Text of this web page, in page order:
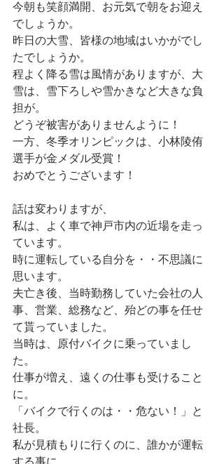
今朝も笑顔満開、お元気で朝をお迎え
でしょうか。
昨日の大雪、皆様の地域はいかがでし
たでしょうか。
程よく降る雪は風情がありますが、大
雪は、雪下ろしや雪かきなど大きな負
担が。
どうぞ被害がありませんように！
一方、冬季オリンピックは、小林陵侑
選手が金メダル受賞！
おめでとうございます！
話は変わりますが、
私は、よく車で神戸市内の近場を走っ
ています。
時に運転している自分を・・不思議に
思います。
夫亡き後、当時勤務していた会社の人
事、営業、総務など、殆どの事を任せ
て貰っていました。
当時は、原付バイクに乗っていまし
た。
仕事が増え、遠くの仕事も受けること
に。
「バイクで行くのは・・危ない！」と
社長。
私が見積もりに行くのに、誰かが運転